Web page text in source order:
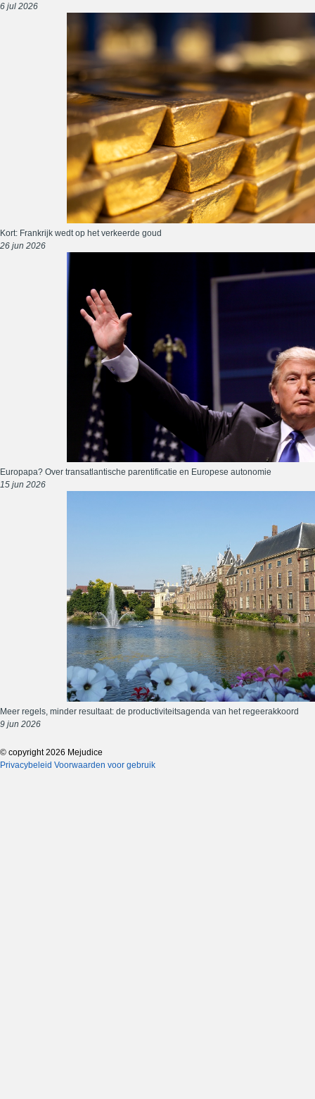
6 jul 2026
Kort: Frankrijk wedt op het verkeerde goud
26 jun 2026
Europapa? Over transatlantische parentificatie en Europese autonomie
15 jun 2026
Meer regels, minder resultaat: de productiviteitsagenda van het regeerakkoord
9 jun 2026
© copyright 2026 Mejudice
Privacybeleid Voorwaarden voor gebruik